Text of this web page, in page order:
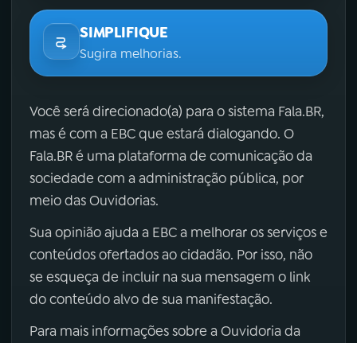
SIMPLIFIQUE
Sugira melhorias.
Você será direcionado(a) para o sistema Fala.BR,
mas é com a EBC que estará dialogando. O
Fala.BR é uma plataforma de comunicação da
sociedade com a administração pública, por
meio das Ouvidorias.
Sua opinião ajuda a EBC a melhorar os serviços e
conteúdos ofertados ao cidadão. Por isso, não
se esqueça de incluir na sua mensagem o link
do conteúdo alvo de sua manifestação.
Para mais informações sobre a Ouvidoria da